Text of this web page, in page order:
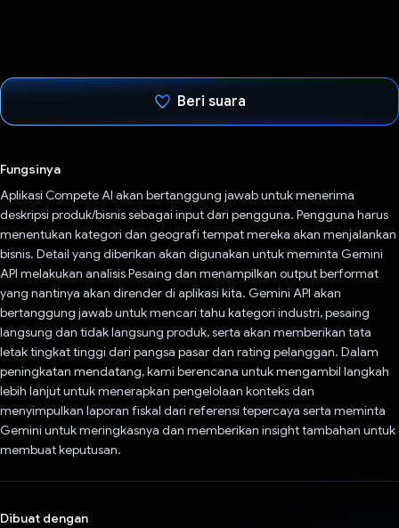
Beri suara
Fungsinya
Aplikasi Compete AI akan bertanggung jawab untuk menerima
deskripsi produk/bisnis sebagai input dari pengguna. Pengguna harus
menentukan kategori dan geografi tempat mereka akan menjalankan
bisnis. Detail yang diberikan akan digunakan untuk meminta Gemini
API melakukan analisis Pesaing dan menampilkan output berformat
yang nantinya akan dirender di aplikasi kita. Gemini API akan
bertanggung jawab untuk mencari tahu kategori industri, pesaing
langsung dan tidak langsung produk, serta akan memberikan tata
letak tingkat tinggi dari pangsa pasar dan rating pelanggan. Dalam
peningkatan mendatang, kami berencana untuk mengambil langkah
lebih lanjut untuk menerapkan pengelolaan konteks dan
menyimpulkan laporan fiskal dari referensi tepercaya serta meminta
Gemini untuk meringkasnya dan memberikan insight tambahan untuk
membuat keputusan.
Dibuat dengan